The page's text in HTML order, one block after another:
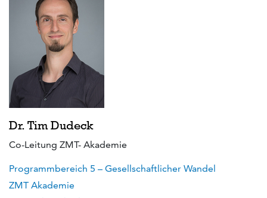
Dr. Tim Dudeck
Co-Leitung ZMT- Akademie
Programmbereich 5 – Gesellschaftlicher Wandel
ZMT Akademie